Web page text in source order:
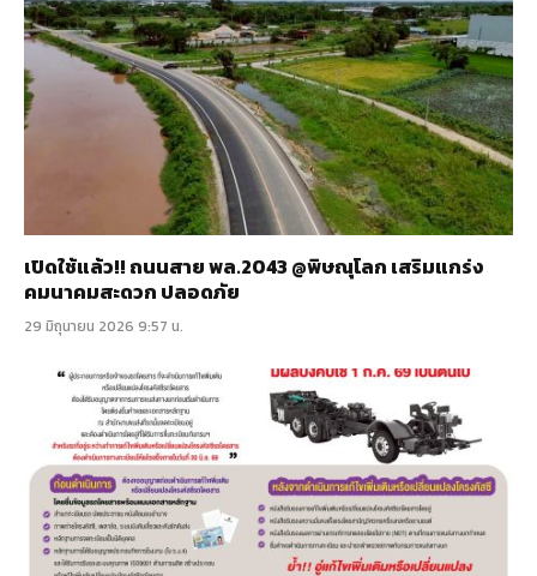
เปิดใช้แล้ว!! ถนนสาย พล.2043 @พิษณุโลก เสริมแกร่ง
คมนาคมสะดวก ปลอดภัย
29 มิถุนายน 2026 9:57 น.